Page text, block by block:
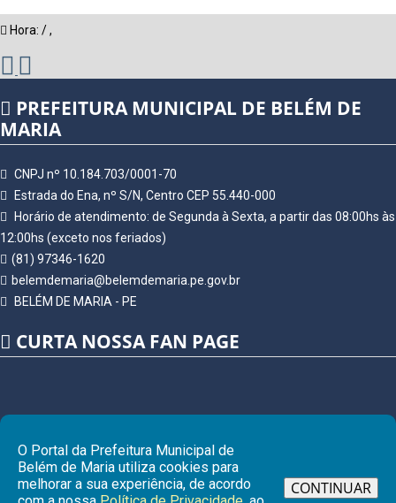
Hora: /,
PREFEITURA MUNICIPAL DE BELÉM DE
MARIA
CNPJ nº 10.184.703/0001-70
Estrada do Ena, nº S/N, Centro CEP 55.440-000
Horário de atendimento: de Segunda à Sexta, a partir das 08:00hs às
12:00hs (exceto nos feriados)
(81) 97346-1620
belemdemaria@belemdemaria.pe.gov.br
BELÉM DE MARIA - PE
CURTA NOSSA FAN PAGE
O Portal da Prefeitura Municipal de
Belém de Maria utiliza cookies para
melhorar a sua experiência, de acordo
CONTINUAR